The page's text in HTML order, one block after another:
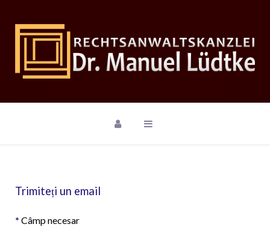
Trimiteți un email
* Câmp necesar